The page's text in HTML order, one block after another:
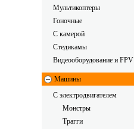
Мультикоптеры
Гоночные
C камерой
Стедикамы
Видеооборудование и FPV
Машины
С электродвигателем
Монстры
Трагги